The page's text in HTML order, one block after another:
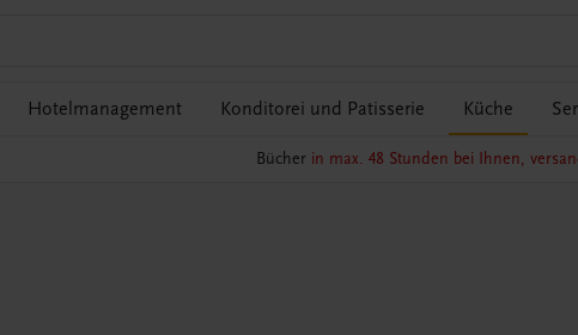
Hotelmanagement Konditorei und Patisserie Küche
Bücher in max. 48 Stunden bei Ihnen,